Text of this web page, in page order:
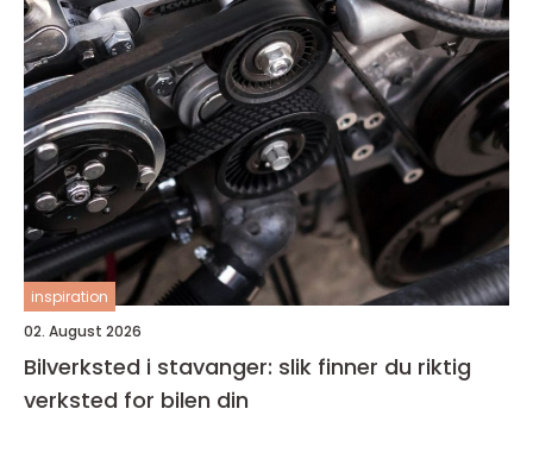
inspiration
02. August 2026
Bilverksted i stavanger: slik finner du riktig
verksted for bilen din